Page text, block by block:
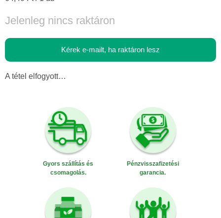
Jelenleg nincs raktáron
Kérek e-mailt, ha raktáron lesz
A tétel elfogyott…
Gyors szállítás és
csomagolás.
Pénzvisszafizetési
garancia.